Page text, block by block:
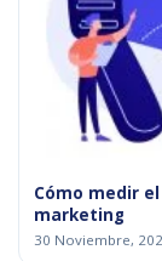
Cómo medir
marketing
30 Noviembre,